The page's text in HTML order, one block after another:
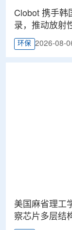
Clobot 携手韩
录，推动放射
环保 2026-08-
美国麻省理工
察芯片多层结